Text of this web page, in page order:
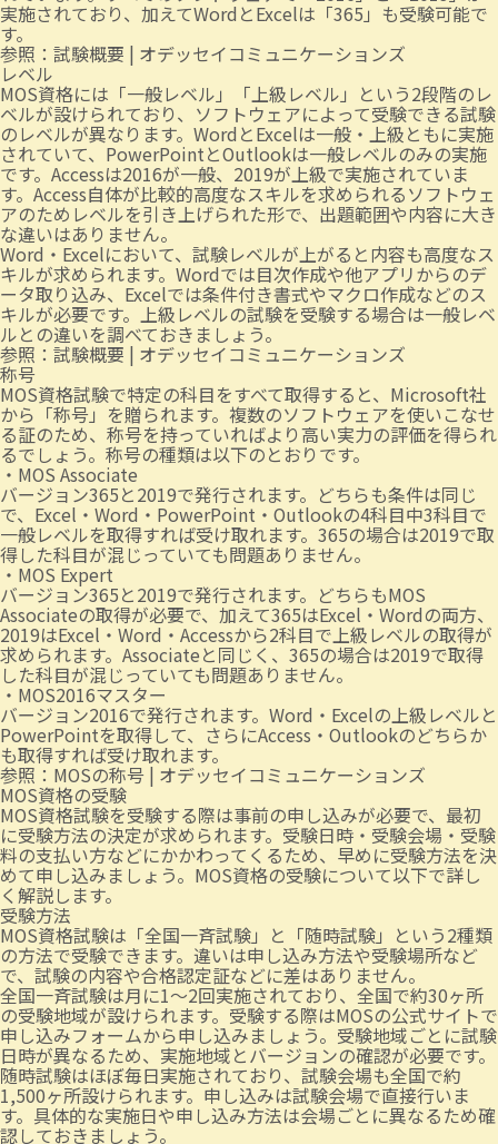
実施されており、加えてWordとExcelは「365」も受験可能で
す。
参照： 試験概要 | オデッセイコミュニケーションズ
レベル
MOS資格には「一般レベル」「上級レベル」という2段階のレ
ベルが設けられており、ソフトウェアによって受験できる試験
のレベルが異なります。WordとExcelは一般・上級ともに実施
されていて、PowerPointとOutlookは一般レベルのみの実施
です。Accessは2016が一般、2019が上級で実施されていま
す。Access自体が比較的高度なスキルを求められるソフトウェ
アのためレベルを引き上げられた形で、出題範囲や内容に大き
な違いはありません。
Word・Excelにおいて、試験レベルが上がると内容も高度なス
キルが求められます。Wordでは目次作成や他アプリからのデ
ータ取り込み、Excelでは条件付き書式やマクロ作成などのス
キルが必要です。上級レベルの試験を受験する場合は一般レベ
ルとの違いを調べておきましょう。
参照： 試験概要 | オデッセイコミュニケーションズ
称号
MOS資格試験で特定の科目をすべて取得すると、Microsoft社
から「称号」を贈られます。複数のソフトウェアを使いこなせ
る証のため、称号を持っていればより高い実力の評価を得られ
るでしょう。称号の種類は以下のとおりです。
・MOS Associate
バージョン365と2019で発行されます。どちらも条件は同じ
で、Excel・Word・PowerPoint・Outlookの4科目中3科目で
一般レベルを取得すれば受け取れます。365の場合は2019で取
得した科目が混じっていても問題ありません。
・MOS Expert
バージョン365と2019で発行されます。どちらもMOS
Associateの取得が必要で、加えて365はExcel・Wordの両方、
2019はExcel・Word・Accessから2科目で上級レベルの取得が
求められます。Associateと同じく、365の場合は2019で取得
した科目が混じっていても問題ありません。
・MOS2016マスター
バージョン2016で発行されます。Word・Excelの上級レベルと
PowerPointを取得して、さらにAccess・Outlookのどちらか
も取得すれば受け取れます。
参照： MOSの称号 | オデッセイコミュニケーションズ
MOS資格の受験
MOS資格試験を受験する際は事前の申し込みが必要で、最初
に受験方法の決定が求められます。受験日時・受験会場・受験
料の支払い方などにかかわってくるため、早めに受験方法を決
めて申し込みましょう。MOS資格の受験について以下で詳し
く解説します。
受験方法
MOS資格試験は「全国一斉試験」と「随時試験」という2種類
の方法で受験できます。違いは申し込み方法や受験場所など
で、試験の内容や合格認定証などに差はありません。
全国一斉試験は月に1～2回実施されており、全国で約30ヶ所
の受験地域が設けられます。受験する際はMOSの公式サイトで
申し込みフォームから申し込みましょう。受験地域ごとに試験
日時が異なるため、実施地域とバージョンの確認が必要です。
随時試験はほぼ毎日実施されており、試験会場も全国で約
1,500ヶ所設けられます。申し込みは試験会場で直接行いま
す。具体的な実施日や申し込み方法は会場ごとに異なるため確
認しておきましょう。